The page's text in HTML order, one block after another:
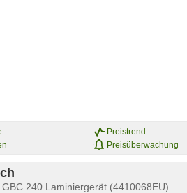
Preistrend
Preisüberwachung
240 Laminiergerät (4410068EU)